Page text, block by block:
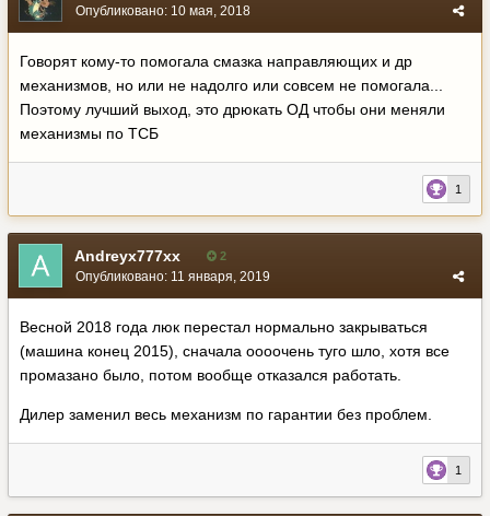
Опубликовано: 10 мая, 2018
Говорят кому-то помогала смазка направляющих и др
механизмов, но или не надолго или совсем не помогала...
Поэтому лучший выход, это дрюкать ОД чтобы они меняли
механизмы по ТСБ
1
Andreyx777xx 2
Опубликовано: 11 января, 2019
Весной 2018 года люк перестал нормально закрываться
(машина конец 2015), сначала оооочень туго шло, хотя все
промазано было, потом вообще отказался работать.
Дилер заменил весь механизм по гарантии без проблем.
1